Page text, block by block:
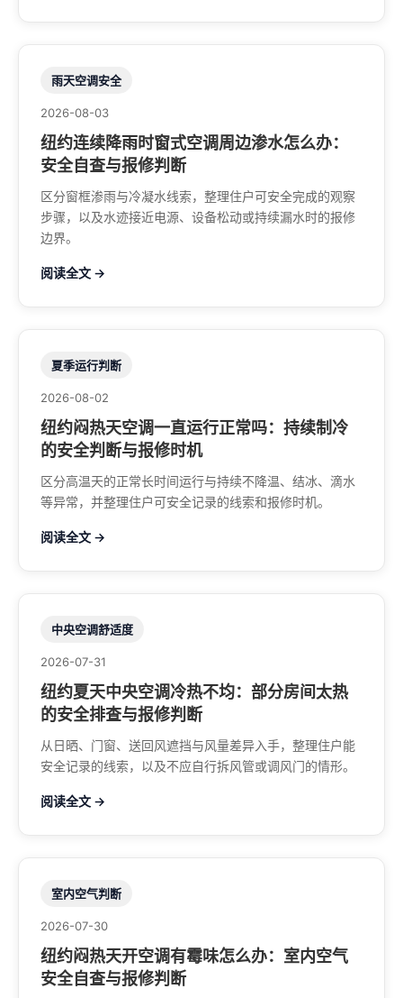
雨天空调安全
2026-08-03
纽约连续降雨时窗式空调周边渗水怎么办：
安全自查与报修判断
区分窗框渗雨与冷凝水线索，整理住户可安全完成的观察
步骤，以及水迹接近电源、设备松动或持续漏水时的报修
边界。
阅读全文 →
夏季运行判断
2026-08-02
纽约闷热天空调一直运行正常吗：持续制冷
的安全判断与报修时机
区分高温天的正常长时间运行与持续不降温、结冰、滴水
等异常，并整理住户可安全记录的线索和报修时机。
阅读全文 →
中央空调舒适度
2026-07-31
纽约夏天中央空调冷热不均：部分房间太热
的安全排查与报修判断
从日晒、门窗、送回风遮挡与风量差异入手，整理住户能
安全记录的线索，以及不应自行拆风管或调风门的情形。
阅读全文 →
室内空气判断
2026-07-30
纽约闷热天开空调有霉味怎么办：室内空气
安全自查与报修判断